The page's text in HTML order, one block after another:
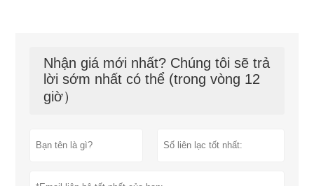
Nhận giá mới nhất? Chúng tôi sẽ trả
lời sớm nhất có thể (trong vòng 12
giờ）